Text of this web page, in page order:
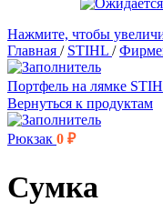
Нажмите, чтобы
Главная / STIHL /
Портфель на лямке
Вернуться к продуктам
Рюкзак 0 ₽
Сумка